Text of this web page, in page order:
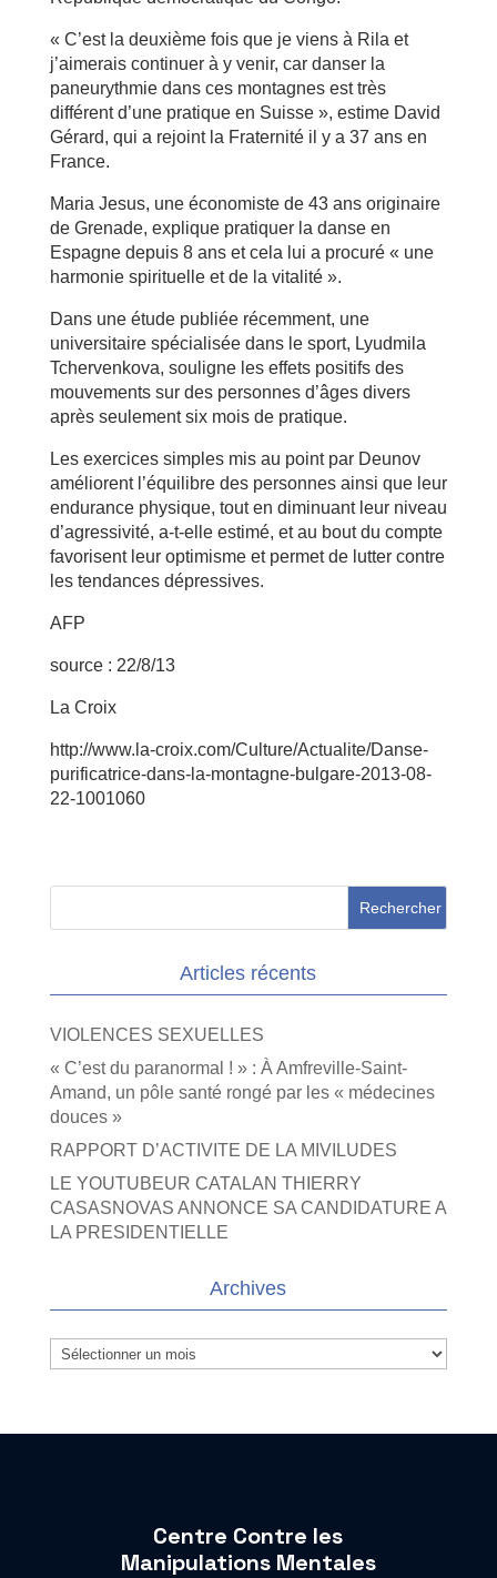
« C’est la deuxième fois que je viens à Rila et
j’aimerais continuer à y venir, car danser la
paneurythmie dans ces montagnes est très
différent d’une pratique en Suisse », estime David
Gérard, qui a rejoint la Fraternité il y a 37 ans en
France.
Maria Jesus, une économiste de 43 ans originaire
de Grenade, explique pratiquer la danse en
Espagne depuis 8 ans et cela lui a procuré « une
harmonie spirituelle et de la vitalité ».
Dans une étude publiée récemment, une
universitaire spécialisée dans le sport, Lyudmila
Tchervenkova, souligne les effets positifs des
mouvements sur des personnes d’âges divers
après seulement six mois de pratique.
Les exercices simples mis au point par Deunov
améliorent l’équilibre des personnes ainsi que leur
endurance physique, tout en diminuant leur niveau
d’agressivité, a-t-elle estimé, et au bout du compte
favorisent leur optimisme et permet de lutter contre
les tendances dépressives.
AFP
source : 22/8/13
La Croix
http://www.la-croix.com/Culture/Actualite/Danse-
purificatrice-dans-la-montagne-bulgare-2013-08-
22-1001060
Articles récents
VIOLENCES SEXUELLES
« C’est du paranormal ! » : À Amfreville-Saint-
Amand, un pôle santé rongé par les « médecines
douces »
RAPPORT D’ACTIVITE DE LA MIVILUDES
LE YOUTUBEUR CATALAN THIERRY
CASASNOVAS ANNONCE SA CANDIDATURE A
LA PRESIDENTIELLE
Archives
Archives
Centre Contre les
Manipulations Mentales